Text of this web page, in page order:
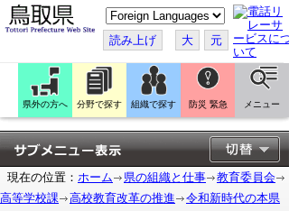
こ
の
ペ
ー
ジ
翻
訳
す
る
読み上げ 大 元
県外の方へ 分野で探す 組織で探す 防災 緊急 メニュー
現在の位置： ホーム 県の組織と仕事
教育委員会
高等学校課
高校教育改革の推進
令和新時代の本県